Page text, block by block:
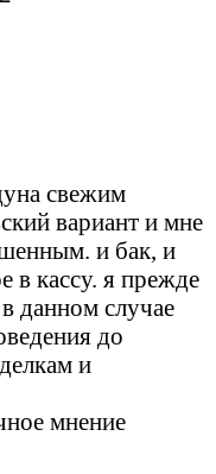
свежим
вариант и мне
и бак, и
в кассу. я прежде
данном случае
до
и
мнение